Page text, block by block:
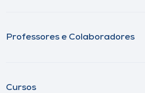
Professores e Colaboradores
Cursos